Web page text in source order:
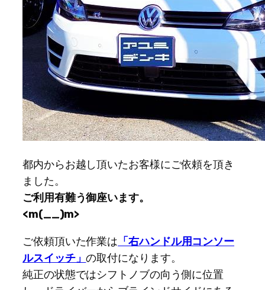
都内からお越し頂いたお客様にご依頼を頂き
ました。
ご利用有難う御座います。
<m(__)m>
ご依頼頂いた作業は 「右ハンドル用コンソー
ルスイッチ」の取付になります。
純正の状態ではシフトノブの向う側に位置